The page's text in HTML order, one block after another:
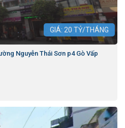
GIÁ: 20 TỶ/THÁNG
Nguyễn Thái Sơn p4 Gò Vấp